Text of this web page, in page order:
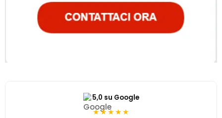
5,0 su Google
★★★★★